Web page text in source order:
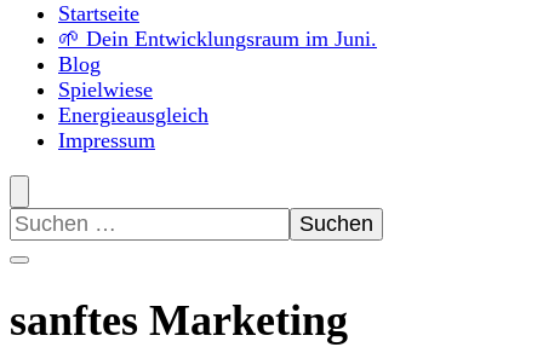
Startseite
🌱 Dein Entwicklungsraum im Juni.
Blog
Spielwiese
Energieausgleich
Impressum
Suchen
nach:
sanftes Marketing